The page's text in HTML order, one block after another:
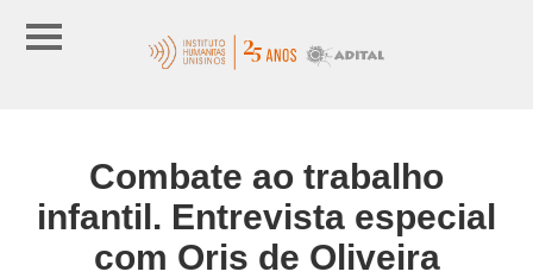
Combate ao trabalho
infantil. Entrevista especial
com Oris de Oliveira